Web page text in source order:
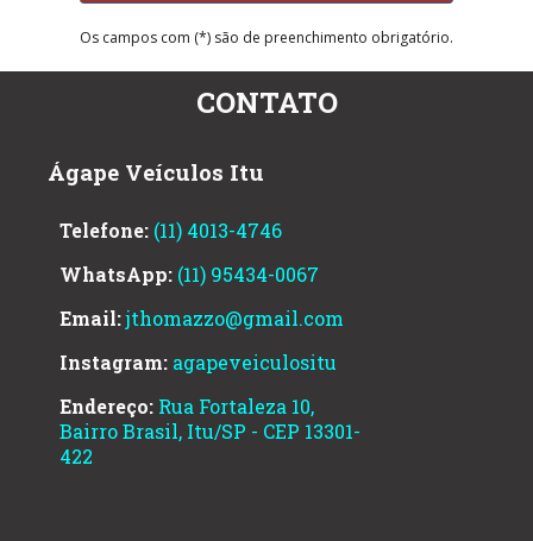
Os campos com (*) são de preenchimento obrigatório.
CONTATO
Ágape Veículos Itu
Telefone: (11) 4013-4746
WhatsApp: (11) 95434-0067
Email:jthomazzo@gmail.com
Instagram: agapeveiculositu
Endereço: Rua Fortaleza 10,
Bairro Brasil, Itu/SP - CEP 13301-
422